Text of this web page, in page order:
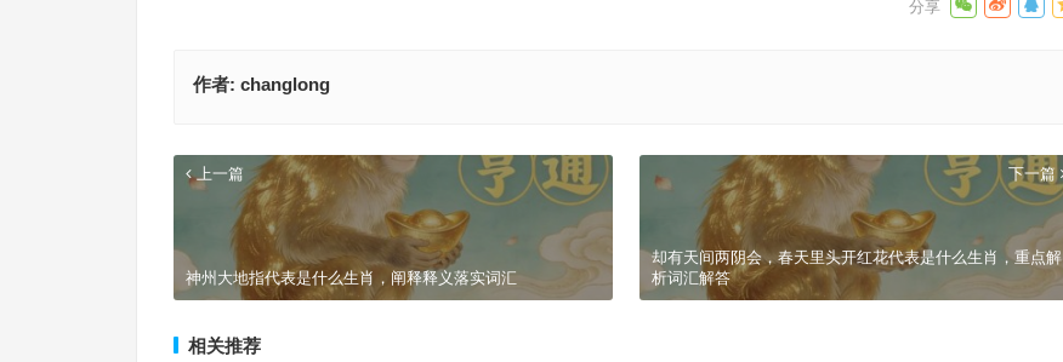
作者: changlong
上一篇
神州大地指代表是什么生肖，阐释释义落实词汇
下一篇
却有天间两阴会，春天里头开红花代表是什么生肖，重点解
析词汇解答
相关推荐